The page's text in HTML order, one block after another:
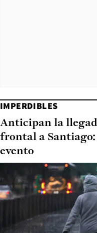
IMPERDIBLES
Anticipan la
frontal a
evento